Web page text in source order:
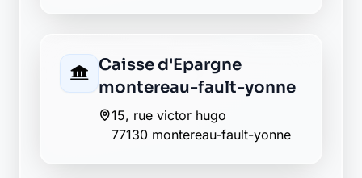
Macif montereau fault
yonne
77130 montereau fault yonne